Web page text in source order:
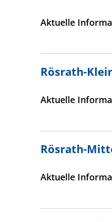
Aktuelle
Rösrath-
Aktuelle
Rösrath-
Aktuelle